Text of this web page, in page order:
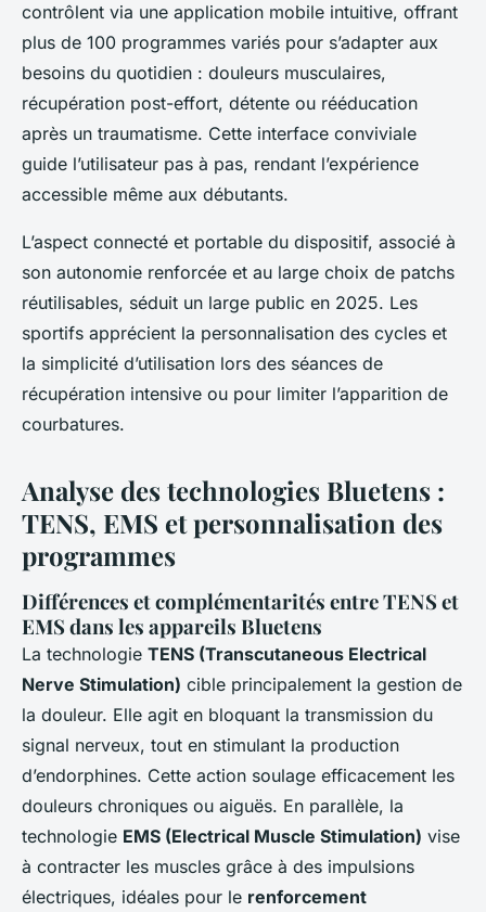
contrôlent via une application mobile intuitive, offrant
plus de 100 programmes variés pour s’adapter aux
besoins du quotidien : douleurs musculaires,
récupération post-effort, détente ou rééducation
après un traumatisme. Cette interface conviviale
guide l’utilisateur pas à pas, rendant l’expérience
accessible même aux débutants.
L’aspect connecté et portable du dispositif, associé à
son autonomie renforcée et au large choix de patchs
réutilisables, séduit un large public en 2025. Les
sportifs apprécient la personnalisation des cycles et
la simplicité d’utilisation lors des séances de
récupération intensive ou pour limiter l’apparition de
courbatures.
Analyse des technologies Bluetens :
TENS, EMS et personnalisation des
programmes
Différences et complémentarités entre TENS et
EMS dans les appareils Bluetens
La technologie TENS (Transcutaneous Electrical
Nerve Stimulation) cible principalement la gestion de
la douleur. Elle agit en bloquant la transmission du
signal nerveux, tout en stimulant la production
d’endorphines. Cette action soulage efficacement les
douleurs chroniques ou aiguës. En parallèle, la
technologie EMS (Electrical Muscle Stimulation) vise
à contracter les muscles grâce à des impulsions
électriques, idéales pour le renforcement